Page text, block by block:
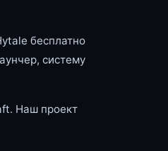
бесплатно
систему
Наш проект